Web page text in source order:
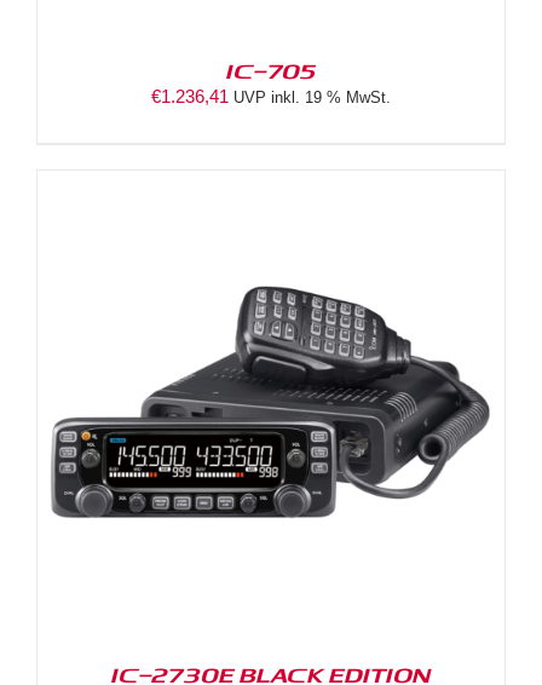
IC-705
€1.236,41 UVP inkl. 19 % MwSt.
IC-2730E BLACK EDITION